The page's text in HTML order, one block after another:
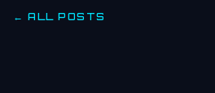
← ALL POSTS